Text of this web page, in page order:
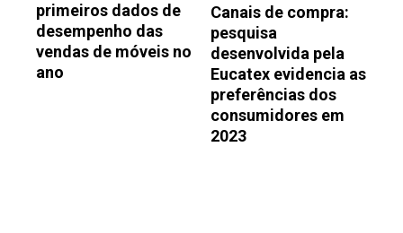
primeiros dados de
desempenho das
vendas de móveis no
ano
Canais de compra:
pesquisa
desenvolvida pela
Eucatex evidencia as
preferências dos
consumidores em
2023